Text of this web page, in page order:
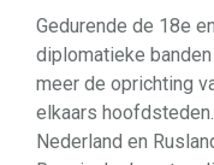
Gedurende de 18e
diplomatieke
meer de oprichting
elkaars
Nederland en